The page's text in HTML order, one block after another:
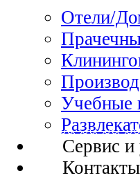
Отели/
Учебные
Сервис и
Контакты